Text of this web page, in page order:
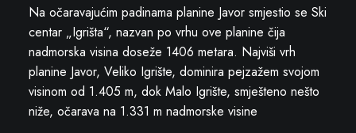
Na očaravajućim padinama planine Javor smjestio se Ski
centar „Igrišta“, nazvan po vrhu ove planine čija
nadmorska visina doseže 1406 metara. Najviši vrh
planine Javor, Veliko Igrište, dominira pejzažem svojom
visinom od 1.405 m, dok Malo Igrište, smješteno nešto
niže, očarava na 1.331 m nadmorske visine